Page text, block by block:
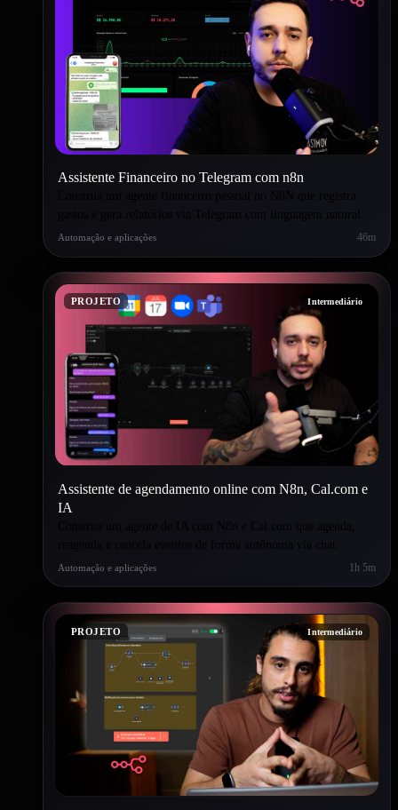
Assistente Financeiro no Telegram com n8n
Construa um agente financeiro pessoal no N8N que registra
gastos e gera relatórios via Telegram com linguagem natural.
Automação e aplicações 46m
PROJETO Intermediário
Assistente de agendamento online com N8n, Cal.com e
IA
Construa um agente de IA com N8n e Cal.com que agenda,
reagenda e cancela eventos de forma autônoma via chat.
Automação e aplicações 1h 5m
PROJETO Intermediário